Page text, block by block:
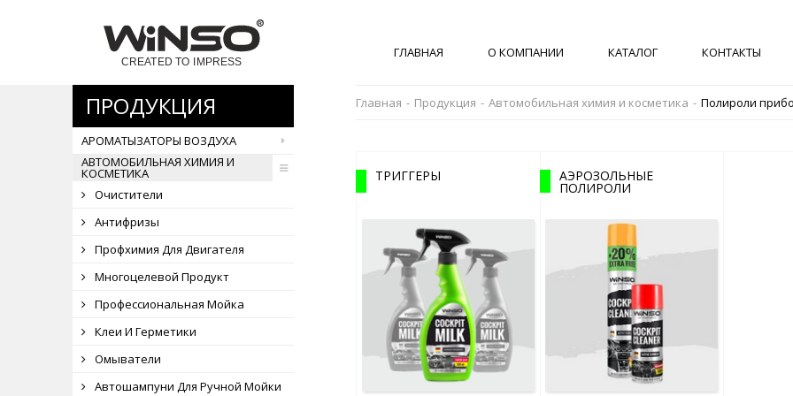
ГЛАВНАЯ О КОМПАНИИ КАТАЛОГ КОНТАКТЫ
ПРОДУКЦИЯ
АРОМАТЫЗАТОРЫ ВОЗДУХА
АВТОМОБИЛЬНАЯ ХИМИЯ И
КОСМЕТИКА
Очистители
Антифризы
Профхимия Для Двигателя
Многоцелевой Продукт
Профессиональная Мойка
Клеи И Герметики
Омыватели
Автошампуни Для Ручной Мойки
Главная - Продукция - Автомобильная химия и косметика - Полироли
ТРИГГЕРЫ АЭРОЗОЛЬНЫЕ
ПОЛИРОЛИ